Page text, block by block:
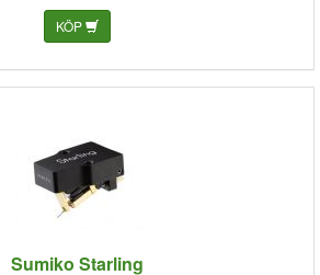
KÖP
Sumiko Starling